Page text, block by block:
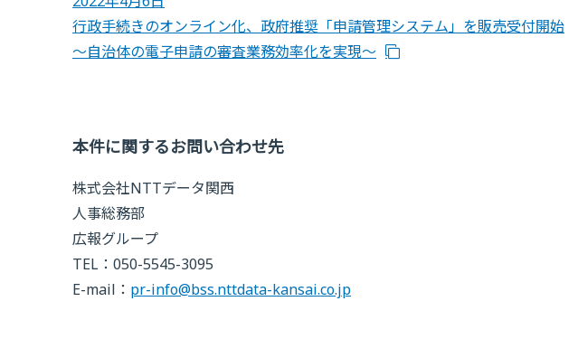
行政手続きのオンライン化、政府推奨「申請管理システム」を販売受付開始
～自治体の電子申請の審査業務効率化を実現～
本件に関するお問い合わせ先
株式会社NTTデータ関西
人事総務部
広報グループ
TEL：050-5545-3095
E-mail： pr-info@bss.nttdata-kansai.co.jp